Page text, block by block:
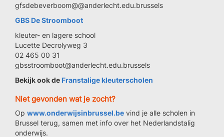
gfsdebeverboom@@anderlecht.edu.brussels
GBS De Stroomboot
kleuter- en lagere school
Lucette Decrolyweg 3
02 465 00 31
gbsstroomboot@anderlecht.edu.brussels
Bekijk ook de Franstalige kleuterscholen
Niet gevonden wat je zocht?
Op www.onderwijsinbrussel.be vind je alle scholen in
Brussel terug, samen met info over het Nederlandstalig
onderwijs.